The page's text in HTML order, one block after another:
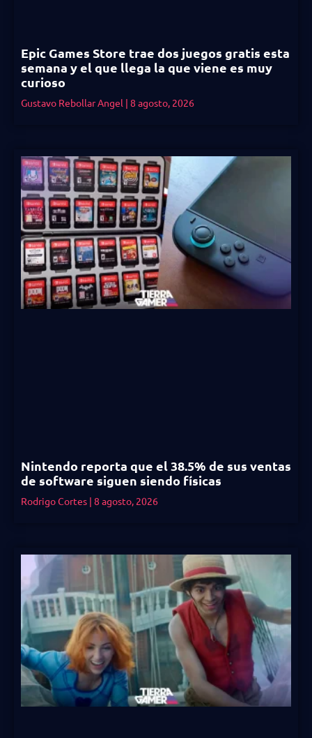
Epic Games Store trae dos juegos gratis esta
semana y el que llega la que viene es muy
curioso
Gustavo Rebollar Angel 8 agosto, 2026
Nintendo reporta que el 38.5% de sus ventas
de software siguen siendo físicas
Rodrigo Cortes 8 agosto, 2026